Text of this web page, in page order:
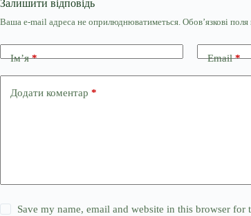
Залишити відповідь
Ваша e-mail адреса не оприлюднюватиметься. Обов’язкові поля
Ім’я* Email*
Додати коментар *
Save my name, email and website in this browser for